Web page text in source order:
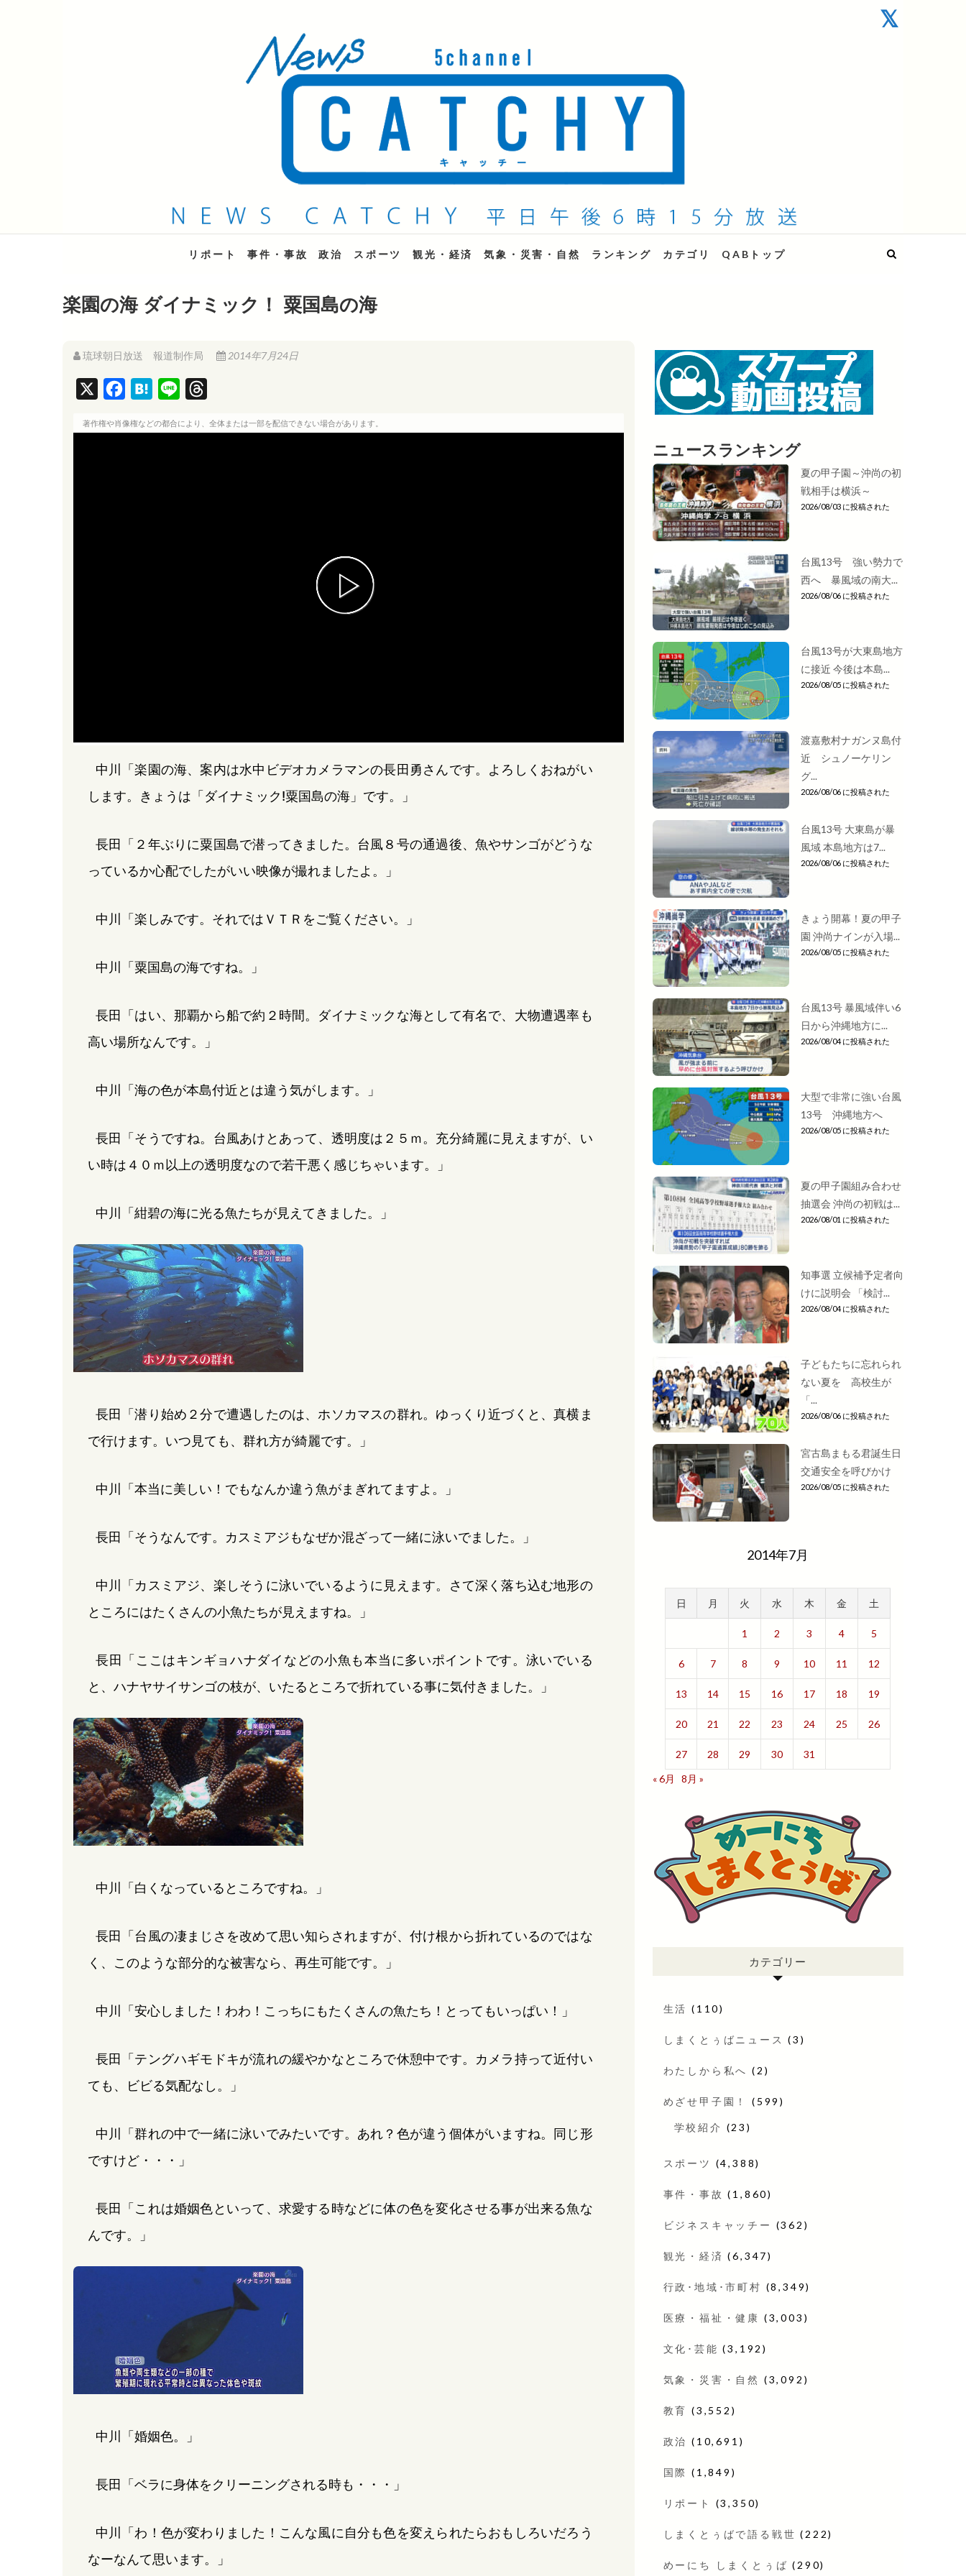
QAB NEWS Headline
キャッチー 月曜〜金曜 午後6時15分放送
リポート 事件・事故 政治 スポーツ 観光・経済 気象・災害・自然 ランキング カテゴリ QABトップ
楽園の海 ダイナミック！ 粟国島の海
琉球朝日放送 報道制作局 2014年7月24日
c
H
t
n
r
著作権や肖像権などの都合により、全体または一部を配信できない場合があります。
中川「楽園の海、案内は水中ビデオカメラマンの長田勇さんです。よろしくおねがい
します。きょうは「ダイナミック!粟国島の海」です。」
長田「２年ぶりに粟国島で潜ってきました。台風８号の通過後、魚やサンゴがどうな
っているか心配でしたがいい映像が撮れましたよ。」
中川「楽しみです。それではＶＴＲをご覧ください。」
中川「粟国島の海ですね。」
長田「はい、那覇から船で約２時間。ダイナミックな海として有名で、大物遭遇率も
高い場所なんです。」
中川「海の色が本島付近とは違う気がします。」
長田「そうですね。台風あけとあって、透明度は２５ｍ。充分綺麗に見えますが、い
い時は４０ｍ以上の透明度なので若干悪く感じちゃいます。」
中川「紺碧の海に光る魚たちが見えてきました。」
長田「潜り始め２分で遭遇したのは、ホソカマスの群れ。ゆっくり近づくと、真横ま
で行けます。いつ見ても、群れ方が綺麗です。」
中川「本当に美しい！でもなんか違う魚がまぎれてますよ。」
長田「そうなんです。カスミアジもなぜか混ざって一緒に泳いでました。」
中川「カスミアジ、楽しそうに泳いでいるように見えます。さて深く落ち込む地形の
ところにはたくさんの小魚たちが見えますね。」
長田「ここはキンギョハナダイなどの小魚も本当に多いポイントです。泳いでいる
と、ハナヤサイサンゴの枝が、いたるところで折れている事に気付きました。」
中川「白くなっているところですね。」
長田「台風の凄まじさを改めて思い知らされますが、付け根から折れているのではな
く、このような部分的な被害なら、再生可能です。」
中川「安心しました！わわ！こっちにもたくさんの魚たち！とってもいっぱい！」
長田「テングハギモドキが流れの緩やかなところで休憩中です。カメラ持って近付い
ても、ビビる気配なし。」
中川「群れの中で一緒に泳いでみたいです。あれ？色が違う個体がいますね。同じ形
ですけど・・・」
長田「これは婚姻色といって、求愛する時などに体の色を変化させる事が出来る魚な
んです。」
中川「婚姻色。」
長田「ベラに身体をクリーニングされる時も・・・」
中川「わ！色が変わりました！こんな風に自分も色を変えられたらおもしろいだろう
なーなんて思います。」
ニュースランキング
夏の甲子園～沖尚の初
戦相手は横浜～
2026/08/03 に投稿された
台風13号 強い勢力で
西へ 暴風域の南大...
2026/08/06 に投稿された
台風13号が大東島地方
に接近 今後は本島...
2026/08/05 に投稿された
渡嘉敷村ナガンヌ島付
近 シュノーケリン
グ...
2026/08/06 に投稿された
台風13号 大東島が暴
風域 本島地方は7...
2026/08/06 に投稿された
きょう開幕！夏の甲子
園 沖尚ナインが入場...
2026/08/05 に投稿された
台風13号 暴風域伴い6
日から沖縄地方に...
2026/08/04 に投稿された
大型で非常に強い台風
13号 沖縄地方へ
2026/08/05 に投稿された
夏の甲子園組み合わせ
抽選会 沖尚の初戦は...
2026/08/01 に投稿された
知事選 立候補予定者向
けに説明会 「検討...
2026/08/04 に投稿された
子どもたちに忘れられ
ない夏を 高校生が
「...
2026/08/06 に投稿された
宮古島まもる君誕生日
交通安全を呼びかけ
2026/08/05 に投稿された
2014年7月
日 月 火 水 木 金 土
1 2 3 4 5
6 7 8 9 10 11 12
13 14 15 16 17 18 19
20 21 22 23 24 25 26
27 28 29 30
31
« 6月
8月 »
カテゴリー
生活 (110)
しまくとぅばニュース (3)
わたしから私へ (2)
めざせ甲子園！ (599)
学校紹介 (23)
スポーツ (4,388)
事件・事故 (1,860)
ビジネスキャッチー (362)
観光・経済 (6,347)
行政･地域･市町村 (8,349)
医療・福祉・健康 (3,003)
文化･芸能 (3,192)
気象・災害・自然 (3,092)
教育 (3,552)
政治 (10,691)
国際 (1,849)
リポート (3,350)
しまくとぅばで語る戦世 (222)
めーにち しまくとぅば (290)